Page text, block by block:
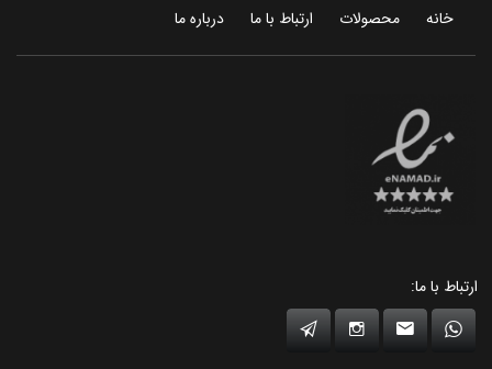
خانه محصولات ارتباط با ما درباره ما
ارتباط با ما: